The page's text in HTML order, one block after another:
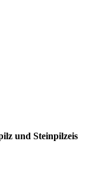
und Steinpilzeis